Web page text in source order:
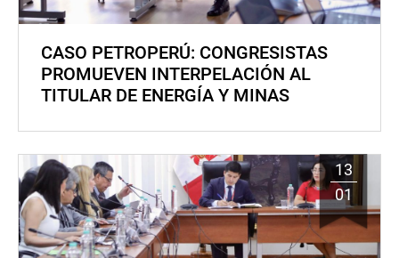
CASO PETROPERÚ: CONGRESISTAS
PROMUEVEN INTERPELACIÓN AL
TITULAR DE ENERGÍA Y MINAS
13
01